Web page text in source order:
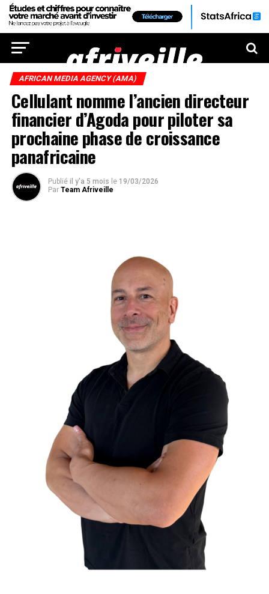
AFRICAN MEDIA AGENCY (AMA)
Cellulant nomme l’ancien directeur
financier d’Agoda pour piloter sa
prochaine phase de croissance
panafricaine
Publié il y'a 5 mois le 19/03/2026
Par Team Afriveille